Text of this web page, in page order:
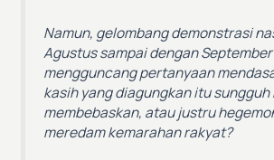
Namun, gelombang demonstrasi
Agustus sampai dengan
mengguncang pertanyaan
kasih yang diagungkan itu sungguh
membebaskan, atau justru
meredam kemarahan rakyat?